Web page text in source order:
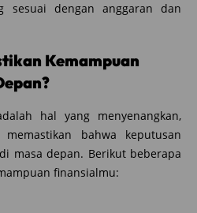
sesuai dengan anggaran dan
Kemampuan
hal yang menyenangkan,
bahwa keputusan
masa depan. Berikut beberapa
finansialmu: